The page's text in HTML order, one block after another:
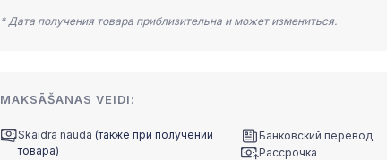
* Дата получения товара приблизительна и может измениться.
MAKSĀŠANAS VEIDI:
Skaidrā naudā (также при получении
товара)
Банковский перевод
Рассрочка